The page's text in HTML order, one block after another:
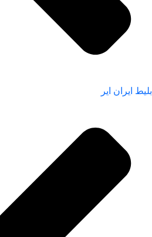
بلیط ایران ایر